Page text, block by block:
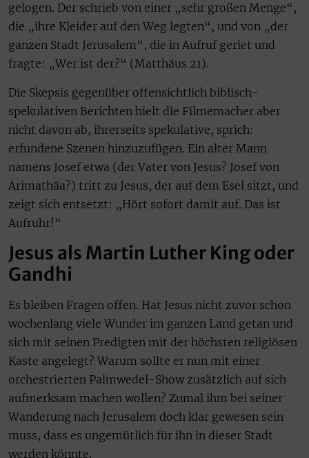
gelogen. Der schrieb von einer „sehr großen Menge“,
die „ihre Kleider auf den Weg legten“, und von „der
ganzen Stadt Jerusalem“, die in Aufruf geriet und
fragte: „Wer ist der?“ (Matthäus 21).
Die Skepsis gegenüber offensichtlich biblisch-
spekulativen Berichten hielt die Filmemacher aber
nicht davon ab, ihrerseits spekulative, sprich:
erfundene Szenen hinzuzufügen. Ein alter Mann
namens Josef etwa (der Vater von Jesus? Josef von
Arimathäa?) tritt zu Jesus, der auf dem Esel sitzt, und
zeigt sich entsetzt: „Hört sofort damit auf. Das ist
Aufruhr!“
Jesus als Martin Luther King oder
Gandhi
Es bleiben Fragen offen. Hat Jesus nicht zuvor schon
wochenlang viele Wunder im ganzen Land getan und
sich mit seinen Predigten mit der höchsten religiösen
Kaste angelegt? Warum sollte er nun mit einer
orchestrierten Palmwedel-Show zusätzlich auf sich
aufmerksam machen wollen? Zumal ihm bei seiner
Wanderung nach Jerusalem doch klar gewesen sein
muss, dass es ungemütlich für ihn in dieser Stadt
werden könnte.